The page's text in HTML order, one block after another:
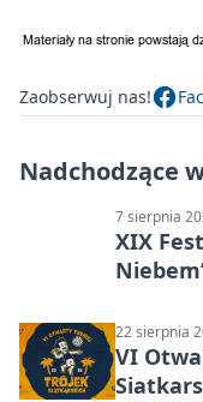
Zaobserwuj nas!
Nadchodzące
7 sierpnia
XIX
22 sierpnia
VI